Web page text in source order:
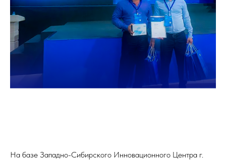
На базе Западно-Сибирского Инновационного Центра г.